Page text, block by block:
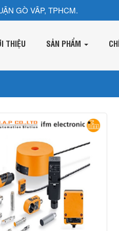
GÒ VÂP, TPHCM.
THIỆU SẢN PHẨM